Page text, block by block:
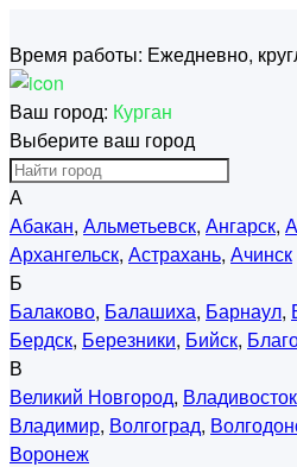
Время работы: Ежедневно,
Ваш город: Курган
Выберите ваш город
А
Абакан, Альметьевск, Ангарск,
Архангельск, Астрахань, Ачинск
Б
Балаково, Балашиха, Барнаул,
Бердск, Березники, Бийск,
В
Великий Новгород, Владивосток
Владимир, Волгоград,
Воронеж